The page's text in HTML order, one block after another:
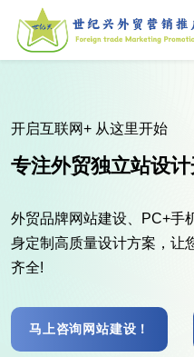
营销服务
品质保证服务保障
海归及网站工程师塑造外商
为客户网站 提供全天候的技
甚至超过客户所需。
外贸网站案例！